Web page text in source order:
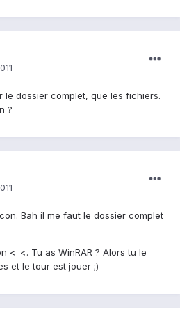
le dossier complet, que les fichiers.
?
Bah il me faut le dossier complet
<_<. Tu as WinRAR ? Alors tu le
et le tour est jouer ;)